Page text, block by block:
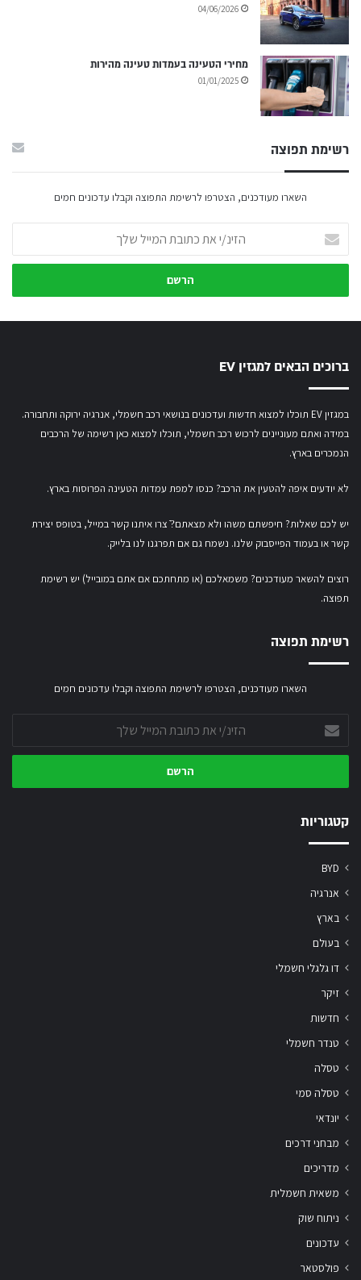
04/06/2026
מחירי הטעינה בעמדות טעינה מהירות
01/01/2025
רשימת תפוצה
השארו מעודכנים, הצטרפו לרשימת התפוצה וקבלו עדכונים חמים
את
כתובת
שלך
ברוכים הבאים למגזין EV
במגזין EV תוכלו למצוא חדשות ועדכונים בנושאי רכב חשמלי, אנרגיה ירוקה ותחבורה.
במידה ואתם מעוניינים לרכוש רכב חשמלי, תוכלו למצוא כאן רשימה של הרכבים
הנמכרים בארץ.
לא יודעים איפה להטעין את הרכב? כנסו למפת עמדות הטעינה הפרוסות בארץ.
יש לכם שאלות? חיפשתם משהו ולא מצאתם?ֿ צרו איתנו קשר במייל, בטופס יצירת
קשראובעמוד הפייסבוק שלנו. נשמח גם אם תפרגנו לנו בלייק.
רוצים להשאר מעודכנים? משמאלכם (או מתחתכם אם אתם במובייל) יש רשימת
תפוצה.
רשימת תפוצה
השארו מעודכנים, הצטרפו לרשימת התפוצה וקבלו עדכונים חמים
את
כתובת
שלך
קטגוריות
BYD
אנרגיה
בארץ
בעולם
דו גלגלי חשמלי
זיקר
חדשות
טנדר חשמלי
טסלה
טסלה סמי
יונדאי
מבחני דרכים
מדריכים
משאית חשמלית
ניתוח שוק
עדכונים
פולסטאר